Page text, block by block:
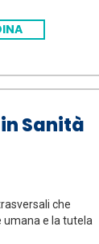
in Sanità
che
umana e la tutela